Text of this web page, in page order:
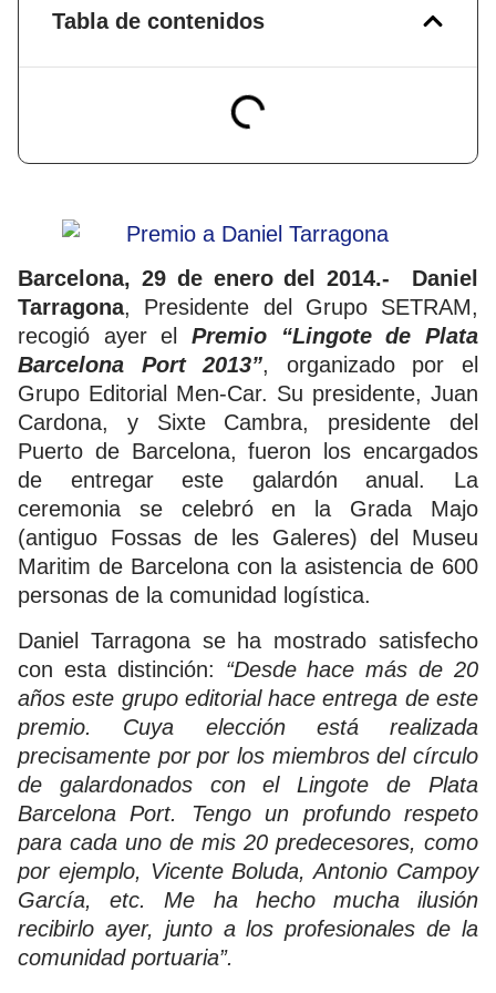
Tabla de contenidos
Barcelona, 29 de enero del 2014.-
Daniel
Tarragona, Presidente del Grupo SETRAM,
recogió ayer el Premio “Lingote de Plata
Barcelona Port 2013”, organizado por el
Grupo Editorial Men-Car. Su presidente, Juan
Cardona, y Sixte Cambra, presidente del
Puerto de Barcelona, fueron los encargados
de entregar este galardón anual. La
ceremonia se celebró en la Grada Majo
(antiguo Fossas de les Galeres) del Museu
Maritim de Barcelona con la asistencia de 600
personas de la comunidad logística.
Daniel Tarragona se ha mostrado satisfecho
con esta distinción: “Desde hace más de 20
años este grupo editorial hace entrega de este
premio. Cuya elección está realizada
precisamente por por los miembros del círculo
de galardonados con el Lingote de Plata
Barcelona Port. Tengo un profundo respeto
para cada uno de mis 20 predecesores, como
por ejemplo, Vicente Boluda, Antonio Campoy
García, etc. Me ha hecho mucha ilusión
recibirlo ayer, junto a los profesionales de la
comunidad portuaria”.